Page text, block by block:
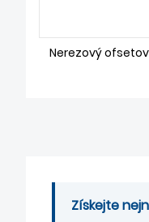
Nerezový
Získejte